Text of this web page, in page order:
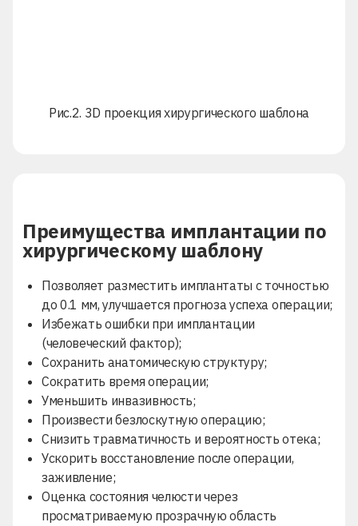
Рис.2. 3D проекция хирургического шаблона
Преимущества имплантации по
хирургическому шаблону
Позволяет разместить имплантаты с точностью
до 0.1 мм, улучшается прогноза успеха операции;
Избежать ошибки при имплантации
(человеческий фактор);
Сохранить анатомическую структуру;
Сократить время операции;
Уменьшить инвазивность;
Произвести безлоскутную операцию;
Снизить травматичность и вероятность отека;
Ускорить восстановление после операции,
заживление;
Оценка состояния челюсти через
просматриваемую прозрачную область